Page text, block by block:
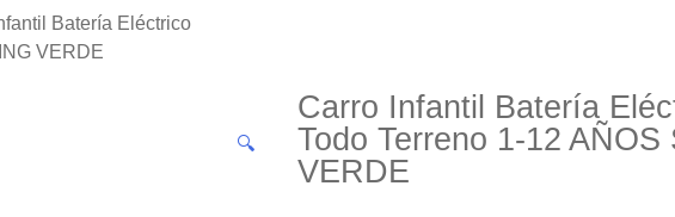
Batería Eléctrico
VERDE
🔍
Carro Infantil Batería
Todo Terreno 1-12
VERDE